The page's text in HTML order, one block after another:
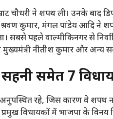
चौधरी ने शपथ ली। उनके बाद
कुमार, मंगल पांडेय आदि ने
सबसे पहले वाल्मीकिनगर से
नीतीश कुमार और अन्य
सहनी समेत 7
रहे, जिस कारण वे शपथ
विधायकों में भाजपा के विनय